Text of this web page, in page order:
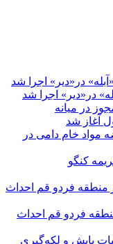
در«دیر» اجرا شد
فردو قم احداث